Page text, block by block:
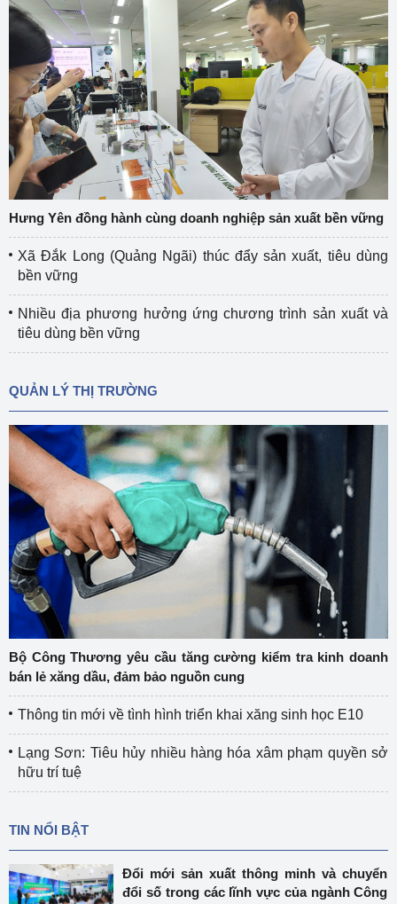
Hưng Yên đồng hành cùng doanh nghiệp sản xuất bền vững
Xã Đắk Long (Quảng Ngãi) thúc đẩy sản xuất, tiêu dùng
bền vững
Nhiều địa phương hưởng ứng chương trình sản xuất và
tiêu dùng bền vững
QUẢN LÝ THỊ TRƯỜNG
Bộ Công Thương yêu cầu tăng cường kiểm tra kinh doanh
bán lẻ xăng dầu, đảm bảo nguồn cung
Thông tin mới về tình hình triển khai xăng sinh học E10
Lạng Sơn: Tiêu hủy nhiều hàng hóa xâm phạm quyền sở
hữu trí tuệ
TIN NỔI BẬT
Đổi mới sản xuất thông minh và chuyển
đổi số trong các lĩnh vực của ngành Công